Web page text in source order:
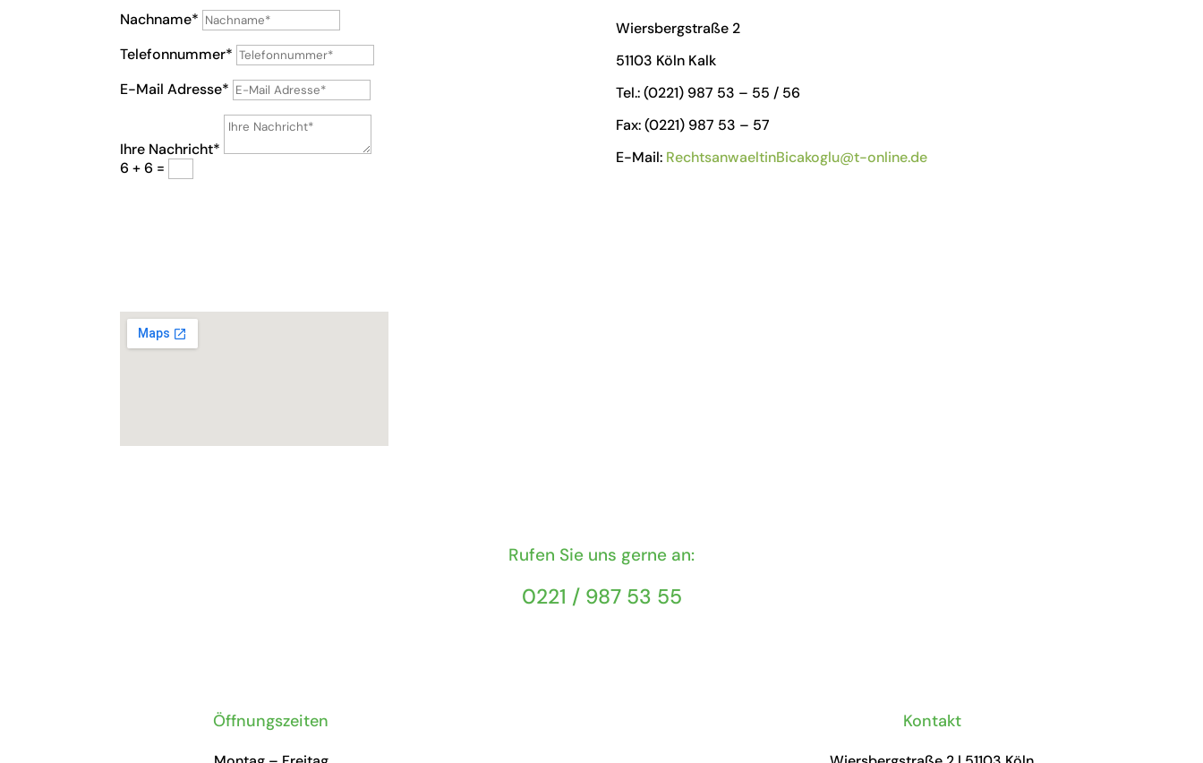
Nachname*
Telefonnummer*
E-Mail Adresse*
Ihre Nachricht*
6 + 6 =
Wiersbergstraße 2
51103 Köln Kalk
Tel.: (0221) 987 53 – 55 / 56
Fax: (0221) 987 53 – 57
E-Mail: RechtsanwaeltinBicakoglu@t-online.de
Rufen Sie uns gerne an:
0221 / 987 53 55
Öffnungszeiten Kontakt